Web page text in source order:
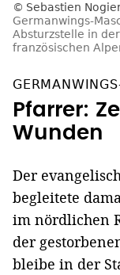
Sebastien
Germanwings-
Absturzstelle in
französischen
Pfarrer:
Wunden
Der
begleitete
im nördlichen
der
bleibe in der